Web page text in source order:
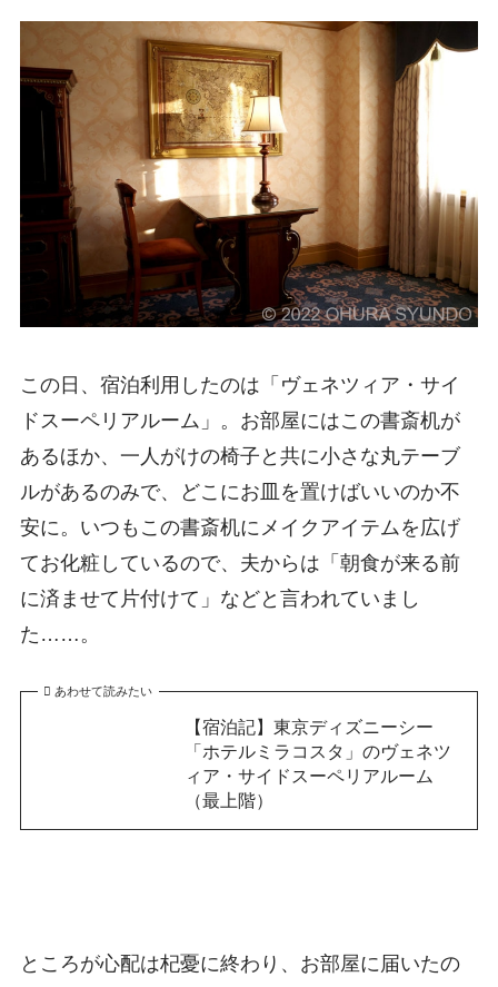
この日、宿泊利用したのは「ヴェネツィア・サイ
ドスーペリアルーム」。お部屋にはこの書斎机が
あるほか、一人がけの椅子と共に小さな丸テーブ
ルがあるのみで、どこにお皿を置けばいいのか不
安に。いつもこの書斎机にメイクアイテムを広げ
てお化粧しているので、夫からは「朝食が来る前
に済ませて片付けて」などと言われていまし
た……。
あわせて読みたい
【宿泊記】東京ディズニーシー
「ホテルミラコスタ」のヴェネツ
ィア・サイドスーペリアルーム
（最上階）
ところが心配は杞憂に終わり、お部屋に届いたの